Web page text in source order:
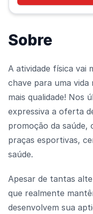
Sobre
A atividade física vai
chave para uma vida
mais qualidade! Nos
expressiva a oferta
promoção da saúde,
praças esportivas,
saúde.
Apesar de tantas
que realmente
desenvolvem sua